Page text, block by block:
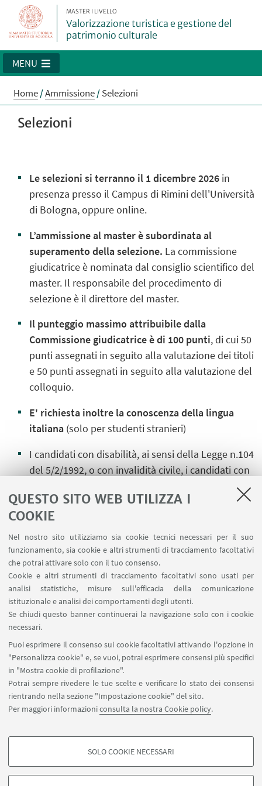
QUESTO SITO WEB UTILIZZA I
COOKIE
Nel nostro sito utilizziamo sia cookie tecnici necessari per il suo
funzionamento, sia cookie e altri strumenti di tracciamento facoltativi
che potrai attivare solo con il tuo consenso.
Cookie e altri strumenti di tracciamento facoltativi sono usati per
analisi statistiche, misure sull'efficacia della comunicazione
istituzionale e analisi dei comportamenti degli utenti.
Se chiudi questo banner continuerai la navigazione solo con i cookie
necessari.
Puoi esprimere il consenso sui cookie facoltativi attivando l'opzione in
"Personalizza cookie" e, se vuoi, potrai esprimere consensi più specifici
in "Mostra cookie di profilazione".
Potrai sempre rivedere le tue scelte e verificare lo stato dei consensi
rientrando nella sezione "Impostazione cookie" del sito.
Per maggiori informazioniconsulta la nostra Cookie policy.
COOKIE DI PROFILAZIONE - FACOLTATIVI
SOLO COOKIE NECESSARI
MASTER I LIVELLO
Valorizzazione turistica e gestione del
patrimonio culturale
MENU
Home/Ammissione/Selezioni
Selezioni
Le selezioni si terranno il 1 dicembre 2026 in
presenza presso il Campus di Rimini dell'Università
di Bologna, oppure online.
L’ammissione al master è subordinata al
superamento della selezione. La commissione
giudicatrice è nominata dal consiglio scientifico del
master. Il responsabile del procedimento di
selezione è il direttore del master.
Il punteggio massimo attribuibile dalla
Commissione giudicatrice è di 100 punti,di cui 50
punti assegnati in seguito alla valutazione dei titoli
e 50 punti assegnati in seguito alla valutazione del
colloquio.
E' richiesta inoltre la conoscenza della lingua
italiana (solo per studenti stranieri)
I candidati con disabilità, ai sensi della Legge n.104
del 5/2/1992, o con invalidità civile, i candidati con
avvalersi di adattamenti a causa di difficoltà che
possono interferire con la prova di ammissione,
possono farne richiesta compilando il documento
(modulo per la richiesta degli adattamenti)
disponibile nella procedura di preiscrizione
In caso di ex-aequo
precede il candidato
anagraficamente più giovane di età.
master.turismoculturale@unibo.it
Seguici su: